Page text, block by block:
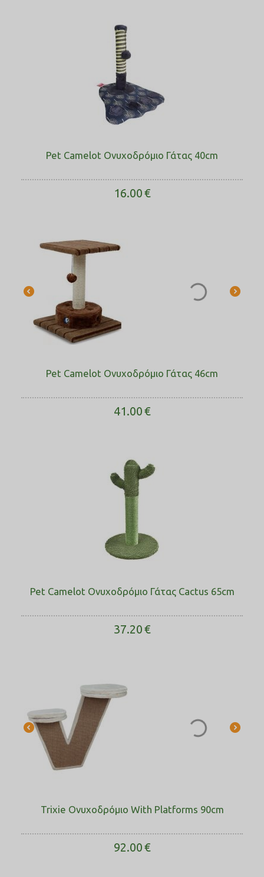
Pet Camelot Ονυχοδρόμιο Γάτας 40cm
16.00€
Pet Camelot Ονυχοδρόμιο Γάτας 46cm
41.00€
Pet Camelot Ονυχοδρόμιο Γάτας Cactus 65cm
37.20€
Trixie Ονυχοδρόμιο With Platforms 90cm
92.00€